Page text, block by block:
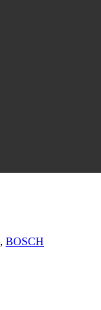
, BOSCH